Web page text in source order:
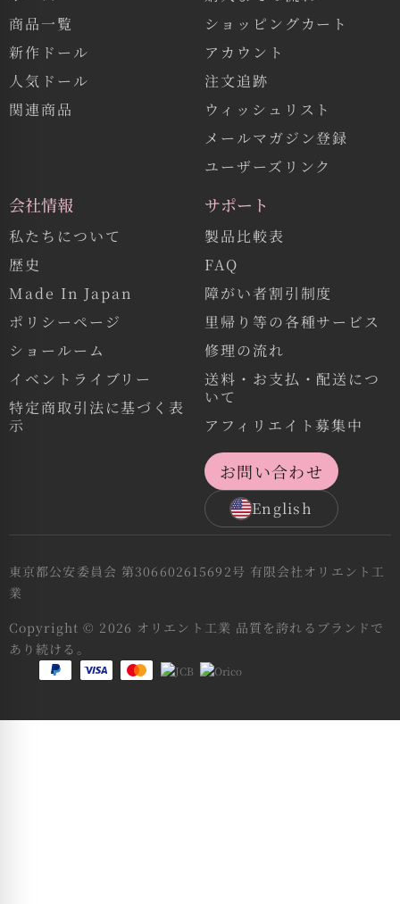
商品一覧
新作ドール
人気ドール
関連商品
ショッピングカート
アカウント
注文追跡
ウィッシュリスト
メールマガジン登録
ユーザーズリンク
会社情報
私たちについて
歴史
Made In Japan
ポリシーページ
ショールーム
イベントライブリー
特定商取引法に基づく表
示
サポート
製品比較表
FAQ
障がい者割引制度
里帰り等の各種サービス
修理の流れ
送料・お支払・配送につ
いて
アフィリエイト募集中
お問い合わせ
English
東京都公安委員会 第306602615692号 有限会社オリエント工
業
Copyright © 2026 オリエント工業 品質を誇れるブランドで
あり続ける。